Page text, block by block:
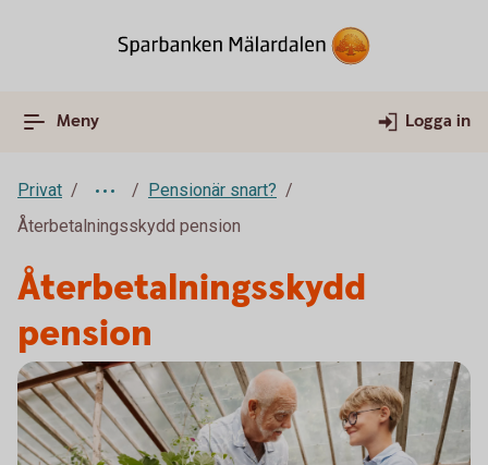
Meny Logga in
Privat
Pensionär snart?
Återbetalningsskydd pension
Återbetalningsskydd
pension